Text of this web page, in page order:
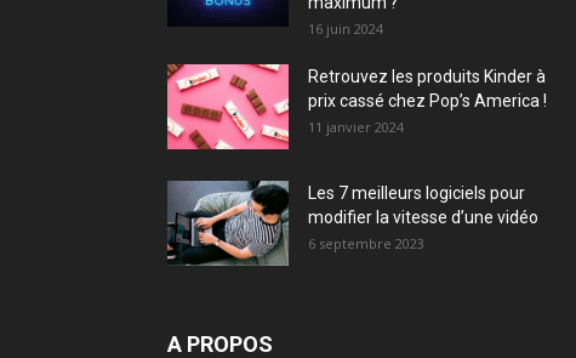
16 juin 2024
Retrouvez les produits Kinder à
prix cassé chez Pop’s America !
11 janvier 2024
Les 7 meilleurs logiciels pour
modifier la vitesse d’une vidéo
6 septembre 2023
A PROPOS